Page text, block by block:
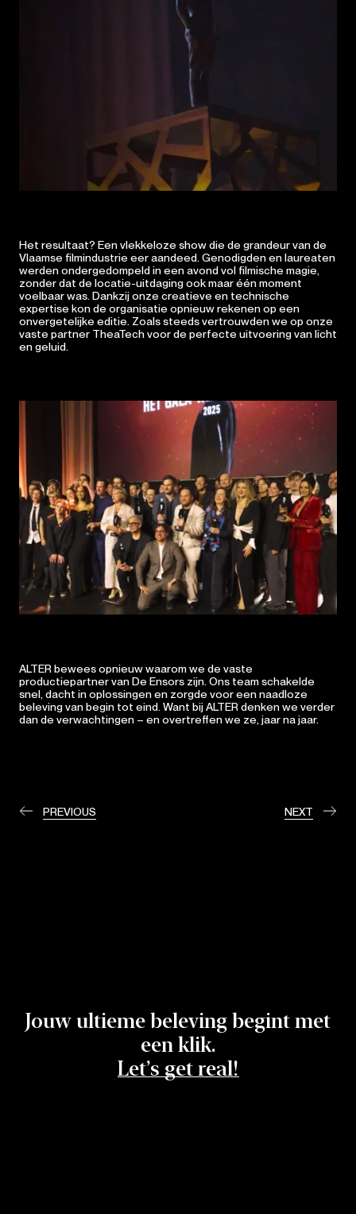
Home
About
Experiences
Contact
Het resultaat? Een vlekkeloze show die de grandeur van de
Vlaamse filmindustrie eer aandeed. Genodigden en laureaten
werden ondergedompeld in een avond vol filmische magie,
zonder dat de locatie-uitdaging ook maar één moment
voelbaar was. Dankzij onze creatieve en technische
expertise kon de organisatie opnieuw rekenen op een
onvergetelijke editie. Zoals steeds vertrouwden we op onze
vaste partner TheaTech voor de perfecte uitvoering van licht
en geluid.
ALTER bewees opnieuw waarom we de vaste
productiepartner van De Ensors zijn. Ons team schakelde
snel, dacht in oplossingen en zorgde voor een naadloze
beleving van begin tot eind. Want bij ALTER denken we verder
dan de verwachtingen – en overtreffen we ze, jaar na jaar.
PREVIOUS NEXT
Jouw ultieme beleving begint met
een klik.
Let’s get real!